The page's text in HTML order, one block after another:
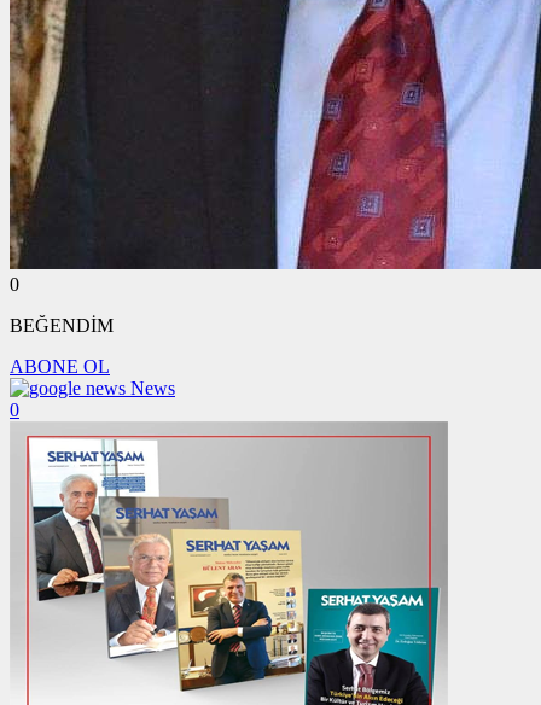
0
BEĞENDİM
ABONE OL
News
0